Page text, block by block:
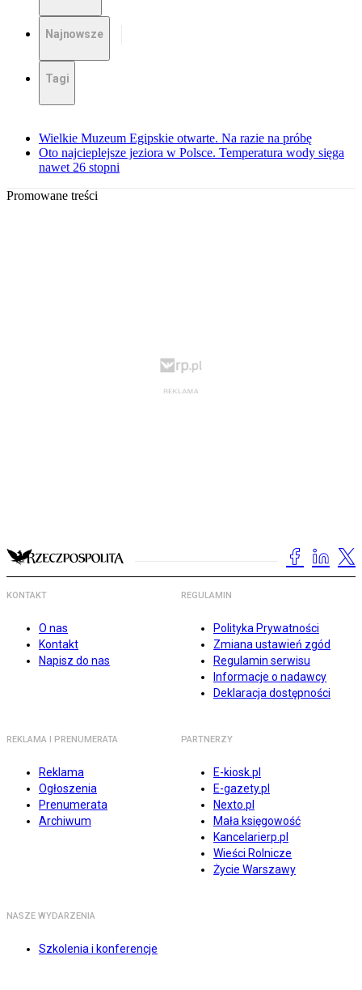
Najnowsze
Tagi
Wielkie Muzeum Egipskie otwarte. Na razie na próbę
Oto najcieplejsze jeziora w Polsce. Temperatura wody sięga
nawet 26 stopni
Promowane treści
KONTAKT
O nas
Kontakt
Napisz do nas
REGULAMIN
Polityka Prywatności
Zmiana ustawień zgód
Regulamin serwisu
Informacje o nadawcy
Deklaracja dostępności
REKLAMA I PRENUMERATA
Reklama
Ogłoszenia
Prenumerata
Archiwum
PARTNERZY
E-kiosk.pl
E-gazety.pl
Nexto.pl
Mała księgowość
Kancelarierp.pl
Wieści Rolnicze
Życie Warszawy
NASZE WYDARZENIA
Szkolenia i konferencje